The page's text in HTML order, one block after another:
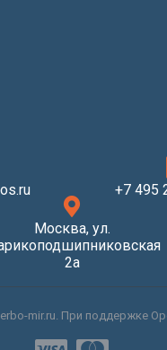
+7 495
Москва, ул.
2а
mir.ru. При поддержке